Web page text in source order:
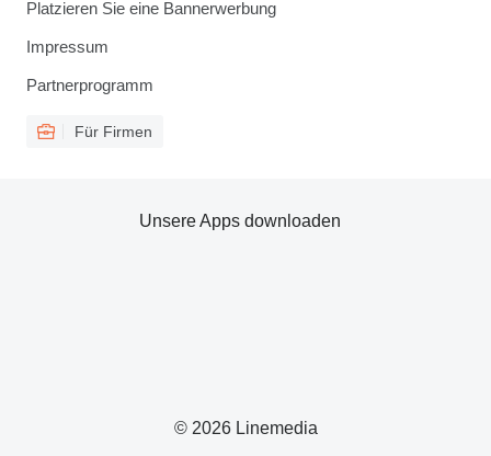
Platzieren Sie eine Bannerwerbung
Impressum
Partnerprogramm
Für Firmen
© 2026 Linemedia
Unsere Apps downloaden